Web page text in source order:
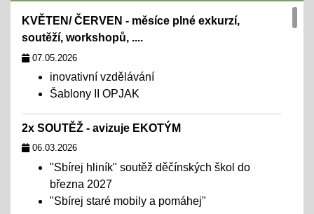
KVĚTEN/ ČERVEN - měsíce plné exkurzí,
soutěží, workshopů, ....
07.05.2026
inovativní vzdělávání
Šablony II OPJAK
2x SOUTĚŽ - avizuje EKOTÝM
06.03.2026
"Sbírej hliník" soutěž děčínských škol do
března 2027
"Sbírej staré mobily a pomáhej"